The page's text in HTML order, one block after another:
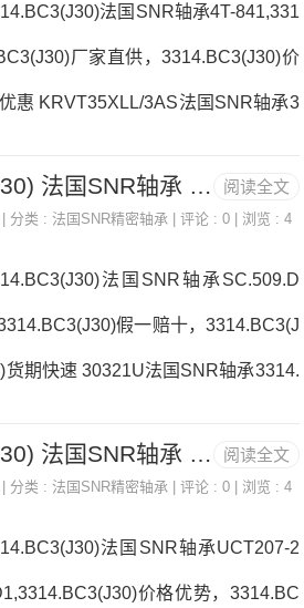
参数3314.BC3(J30)价格,331
采购 热销型号推荐：3314.B
，FB22435-H RK6-22E1Z，P4
法国SNR轴承4T-841,331
厂家直供，3314.BC3(J30)价
惠 KRVT35XLL/3AS法国SNR轴承3
轴承3314.BC3(J30)价格SESP.21
参数3314.BC3(J30)价格,3314.B
采购 热销型号推荐：3314.BC3
，FB22435-H RK6-22E1Z，P4BE
阅读全文
3314.BC3(J30) 法国SNR轴承 SNOE.220.AL
| 分类 :法国SNR精密轴承 | 评论 : 0 | 浏览 : 4
法国SNR轴承SC.509.D
假一赔十，3314.BC3(J
货期快速 30321U法国SNR轴承3314.
SNR轴承3314.BC3(J30)价格NU22
法国SNR轴承3314.BC3(J30)参
价格,3314.BC3(J30)采
阅读全文
3314.BC3(J30) 法国SNR轴承 6202C3
| 分类 :法国SNR精密轴承 | 评论 : 0 | 浏览 : 4
法国SNR轴承UCT207-2
价格优势，3314.BC